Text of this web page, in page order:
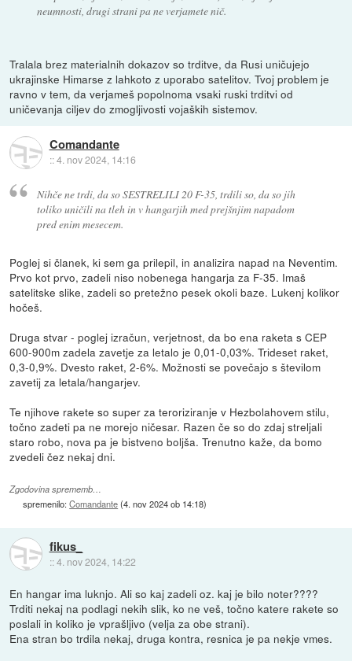
neumnosti, drugi strani pa ne verjamete nič.
Tralala brez materialnih dokazov so trditve, da Rusi uničujejo
ukrajinske Himarse z lahkoto z uporabo satelitov. Tvoj problem je
ravno v tem, da verjameš popolnoma vsaki ruski trditvi od
uničevanja ciljev do zmogljivosti vojaških sistemov.
Comandante
::4. nov 2024, 14:16
Nihče ne trdi, da so SESTRELILI 20 F-35, trdili so, da so jih
toliko uničili na tleh in v hangarjih med prejšnjim napadom
pred enim mesecem.
Poglej si članek, ki sem ga prilepil, in analizira napad na Neventim.
Prvo kot prvo, zadeli niso nobenega hangarja za F-35. Imaš
satelitske slike, zadeli so pretežno pesek okoli baze. Lukenj kolikor
hočeš.
Druga stvar - poglej izračun, verjetnost, da bo ena raketa s CEP
600-900m zadela zavetje za letalo je 0,01-0,03%. Trideset raket,
0,3-0,9%. Dvesto raket, 2-6%. Možnosti se povečajo s številom
zavetij za letala/hangarjev.
Te njihove rakete so super za teroriziranje v Hezbolahovem stilu,
točno zadeti pa ne morejo ničesar. Razen če so do zdaj streljali
staro robo, nova pa je bistveno boljša. Trenutno kaže, da bomo
zvedeli čez nekaj dni.
Zgodovina sprememb…
spremenilo:Comandante(4. nov 2024 ob 14:18)
fikus_
::4. nov 2024, 14:22
En hangar ima luknjo. Ali so kaj zadeli oz. kaj je bilo noter????
Trditi nekaj na podlagi nekih slik, ko ne veš, točno katere rakete so
poslali in koliko je vprašljivo (velja za obe strani).
Ena stran bo trdila nekaj, druga kontra, resnica je pa nekje vmes.